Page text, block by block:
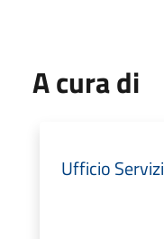
A cura di
Ufficio